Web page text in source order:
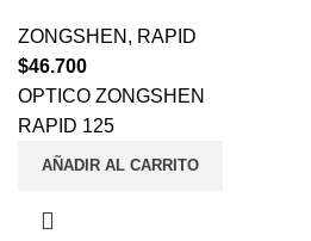
ZONGSHEN , RAPID
$46.700
OPTICO ZONGSHEN
RAPID 125
AÑADIR AL CARRITO